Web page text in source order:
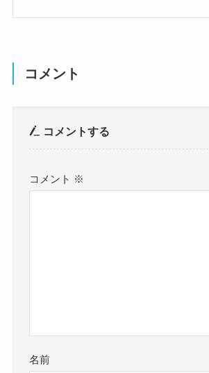
コメント
コメントする
コメント ※
名前